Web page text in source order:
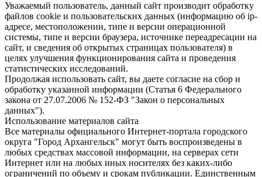
Уважаемый пользователь, данный сайт производит обработку
файлов cookie и пользовательских данных (информацию об ip-
адресе, местоположении, типе и версии операционной
системы, типе и версии браузера, источнике переадресации на
сайт, и сведения об открытых страницах пользователя) в
целях улучшения функционирования сайта и проведения
статистических исследований.
Продолжая использовать сайт, вы даете согласие на сбор и
обработку указанной информации (Статья 6 Федерального
закона от 27.07.2006 № 152-ФЗ "Закон о персональных
данных").
Использование материалов сайта
Все материалы официального Интернет-портала городского
округа "Город Архангельск" могут быть воспроизведены в
любых средствах массовой информации, на серверах сети
Интернет или на любых иных носителях без каких-либо
ограничений по объему и срокам публикации. Единственным